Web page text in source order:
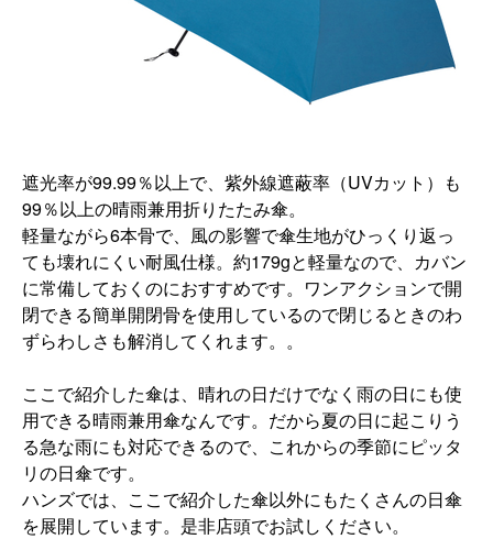
遮光率が99.99％以上で、紫外線遮蔽率（UVカット） も
99％以上の晴雨兼用折りたたみ傘。
軽量ながら6本骨で、 風の影響で傘生地がひっくり返っ
ても壊れにくい耐風仕様。 約179gと軽量なので、 カバン
に常備しておくのにおすすめです。 ワンアクションで開
閉できる簡単開閉骨を使用しているので閉じるときのわ
ずらわしさも解消してくれます。。
ここで紹介した傘は、 晴れの日だけでなく雨の日にも使
用できる晴雨兼用傘なんです。 だから夏の日に起こりう
る急な雨にも対応できるので、 これからの季節にピッタ
リの日傘です。
ハンズでは、 ここで紹介した傘以外にもたくさんの日傘
を展開しています。 是非店頭でお試しください。